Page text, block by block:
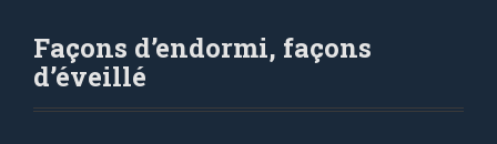
Façons d’endormi, façons
d’éveillé